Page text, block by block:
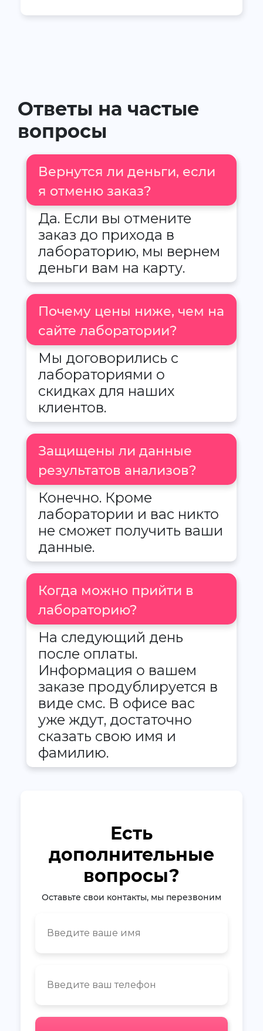
Ответы на частые
вопросы
Вернутся ли деньги, если
я отменю заказ?
Да. Если вы отмените
заказ до прихода в
лабораторию, мы вернем
деньги вам на карту.
Почему цены ниже, чем на
сайте лаборатории?
Мы договорились с
лабораториями о
скидках для наших
клиентов.
Защищены ли данные
результатов анализов?
Конечно. Кроме
лаборатории и вас никто
не сможет получить ваши
данные.
Когда можно прийти в
лабораторию?
На следующий день
после оплаты.
Информация о вашем
заказе продублируется в
виде смс. В офисе вас
уже ждут, достаточно
сказать свою имя и
фамилию.
Есть
дополнительные
вопросы?
Оставьте свои контакты, мы перезвоним